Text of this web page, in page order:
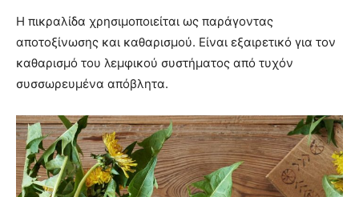
Η πικραλίδα χρησιμοποιείται ως παράγοντας
αποτοξίνωσης και καθαρισμού. Είναι εξαιρετικό για τον
καθαρισμό του λεμφικού συστήματος από τυχόν
συσσωρευμένα απόβλητα.